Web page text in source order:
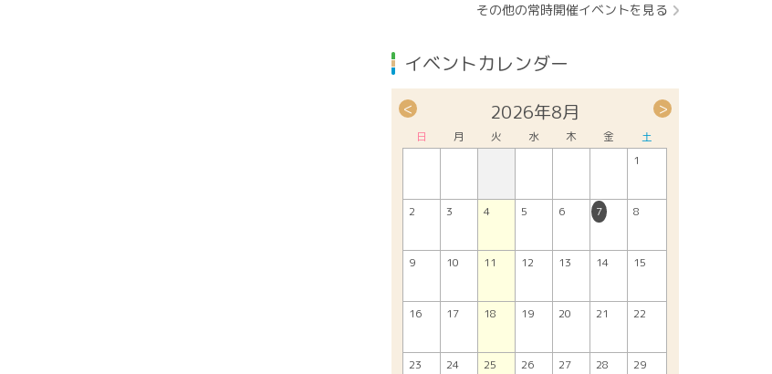
その他の常時開催イベントを見る
イベントカレンダー
< >
2026年8月
日 月 火 水 木 金
土
1
2 3 4 5 6 7 8
9 10 11 12 13 14 15
16 17 18 19 20 21 22
23 24 25 26 27 28 29